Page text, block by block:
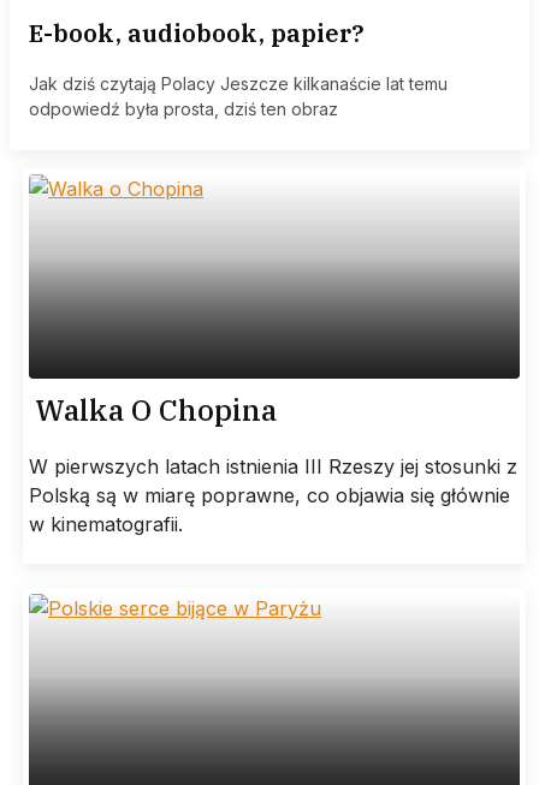
E-book, audiobook, papier?
Jak dziś czytają Polacy Jeszcze kilkanaście lat temu
odpowiedź była prosta, dziś ten obraz
Walka O Chopina
W pierwszych latach istnienia III Rzeszy jej stosunki z
Polską są w miarę poprawne, co objawia się głównie
w kinematografii.